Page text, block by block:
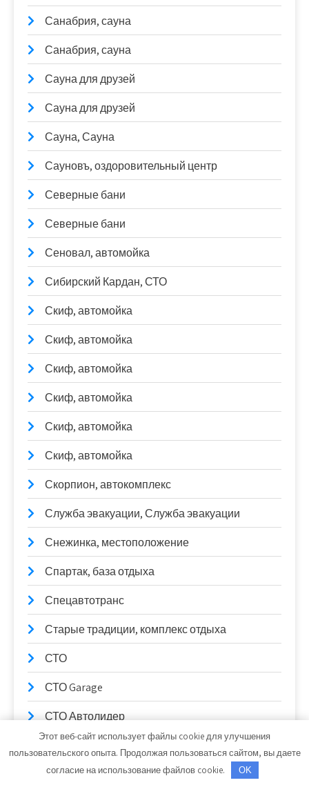
Санабрия, сауна
Санабрия, сауна
Сауна для друзей
Сауна для друзей
Сауна, Сауна
Сауновъ, оздоровительный центр
Северные бани
Северные бани
Сеновал, автомойка
Сибирский Кардан, СТО
Скиф, автомойка
Скиф, автомойка
Скиф, автомойка
Скиф, автомойка
Скиф, автомойка
Скиф, автомойка
Скорпион, автокомплекс
Служба эвакуации, Служба эвакуации
Снежинка, местоположение
Спартак, база отдыха
Спецавтотранс
Старые традиции, комплекс отдыха
СТО
СТО Garage
СТО Автолидер
СТО Трембачева
Этот веб-сайт использует файлы cookie для улучшения
пользовательского опыта. Продолжая пользоваться сайтом, вы даете
согласие на использование файлов cookie.
OK